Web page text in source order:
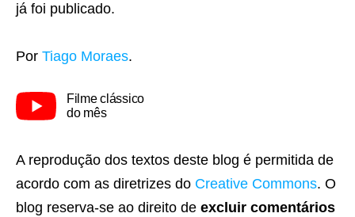
já foi publicado.
Por Tiago Moraes.
Filme clássico
do mês
A reprodução dos textos deste blog é permitida de
acordo com as diretrizes do Creative Commons. O
blog reserva-se ao direito de excluir comentários